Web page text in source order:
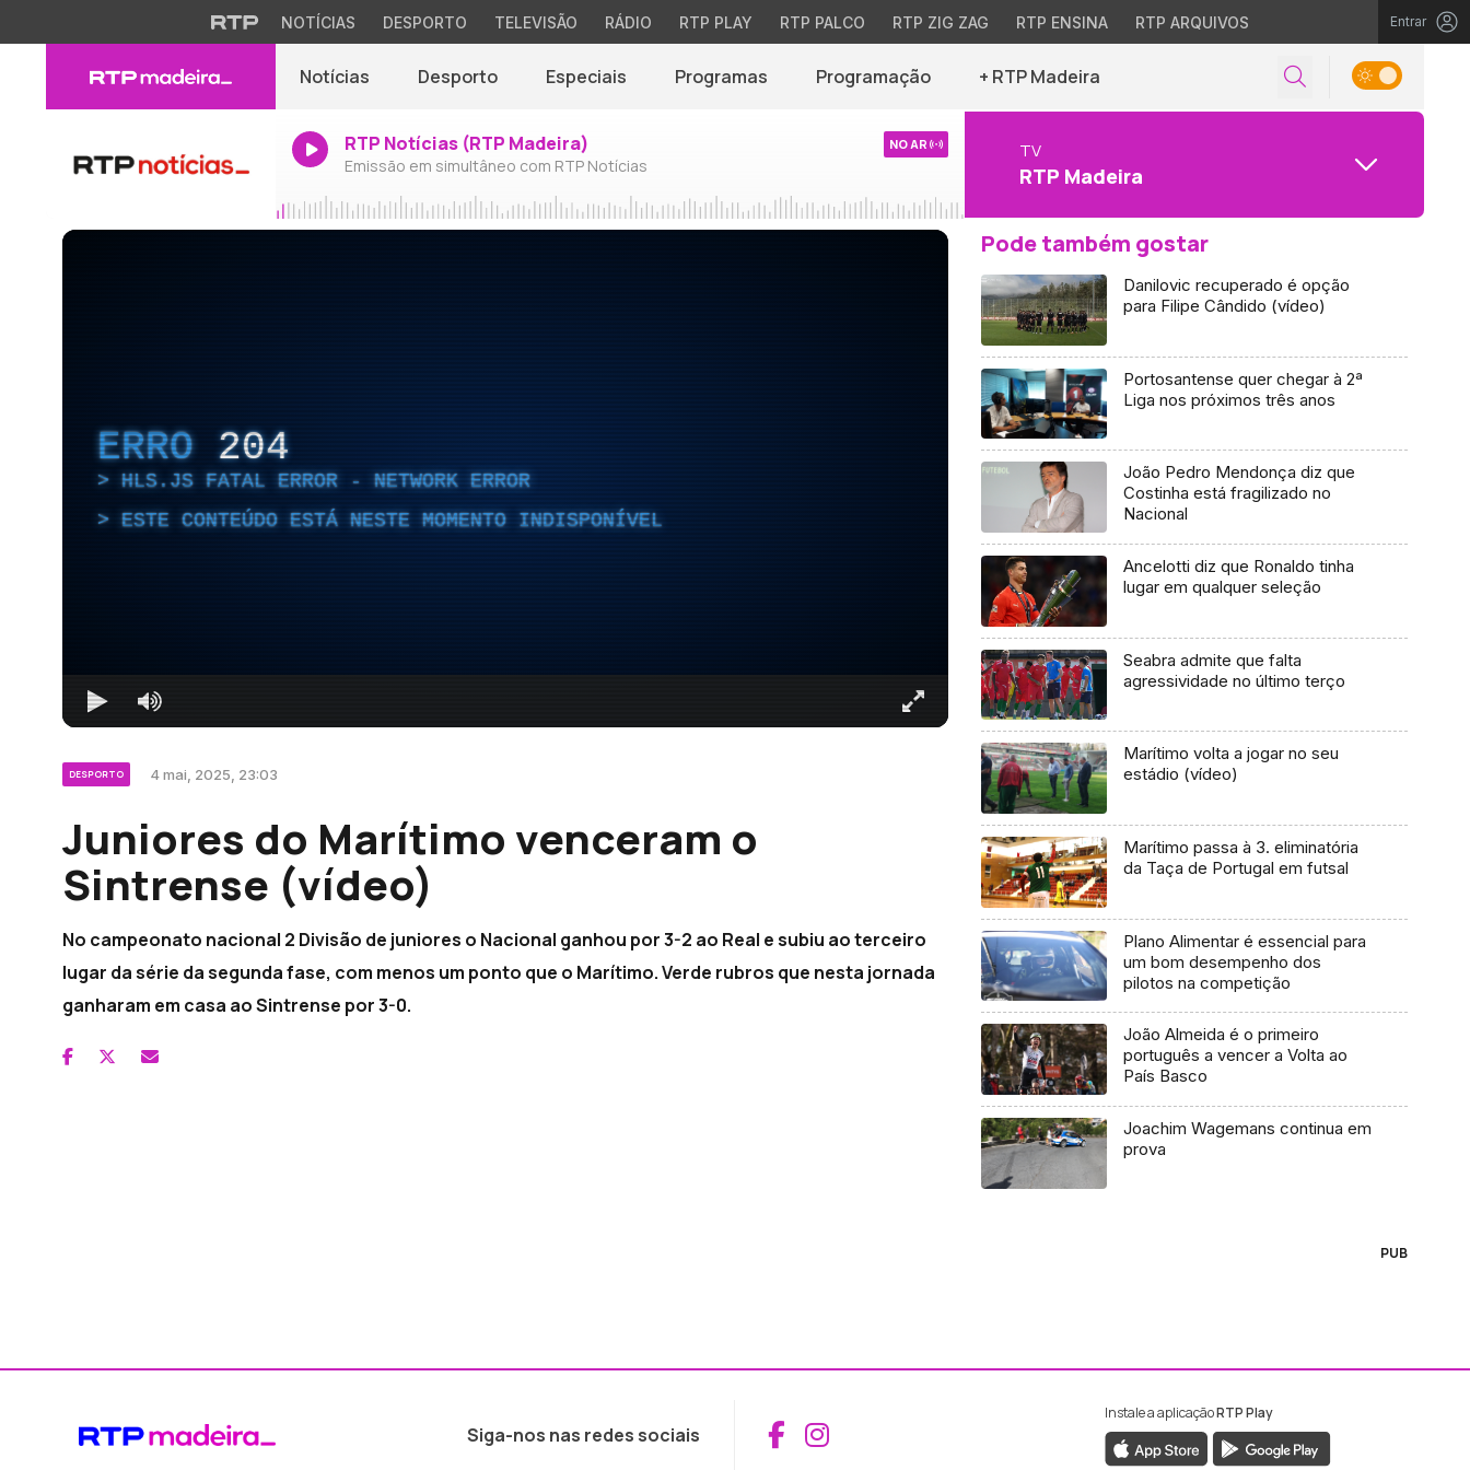
NOTÍCIAS DESPORTO TELEVISÃO RÁDIO RTP PLAY RTP PALCO RTP ZIG ZAG RTP ENSINA RTP ARQUIVOS Entrar
Notícias Desporto Especiais Programas Programação + RTP Madeira
RTP Notícias (RTP Madeira)
Emissão em simultâneo com RTP Notícias
NO AR TV
RTP Madeira
ERRO 204
HLS.JS FATAL ERROR - NETWORK ERROR
ESTE CONTEÚDO ESTÁ NESTE MOMENTO INDISPONÍVEL
DESPORTO 4 mai, 2025, 23:03
Juniores do Marítimo venceram o
Sintrense (vídeo)
No campeonato nacional 2 Divisão de juniores o Nacional ganhou por 3-2 ao Real e subiu ao terceiro
lugar da série da segunda fase, com menos um ponto que o Marítimo. Verde rubros que nesta jornada
ganharam em casa ao Sintrense por 3-0.
Pode também gostar
Danilovic recuperado é opção
para Filipe Cândido (vídeo)
Portosantense quer chegar à 2ª
Liga nos próximos três anos
João Pedro Mendonça diz que
Costinha está fragilizado no
Nacional
Ancelotti diz que Ronaldo tinha
lugar em qualquer seleção
Seabra admite que falta
agressividade no último terço
Marítimo volta a jogar no seu
estádio (vídeo)
Marítimo passa à 3. eliminatória
da Taça de Portugal em futsal
Plano Alimentar é essencial para
um bom desempenho dos
pilotos na competição
João Almeida é o primeiro
português a vencer a Volta ao
País Basco
Joachim Wagemans continua em
prova
PUB
Siga-nos nas redes sociais Aceder ao Facebook da RTP Madeira
Aceder ao Instagram da RTP Madeira
Instale a aplicaçãoRTP Play